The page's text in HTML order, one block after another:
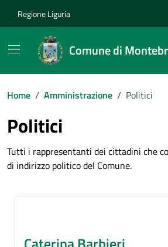
Regione Liguria
Comune di
Home / Amministrazione / Politici
Politici
Tutti i rappresentanti dei cittadini che
di indirizzo politico del Comune.